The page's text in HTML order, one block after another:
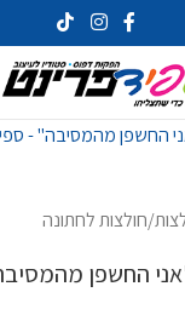
/חולצות לחתונה
החשפן